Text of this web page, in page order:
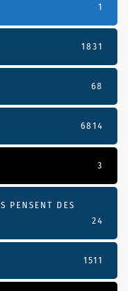
1
1831
68
6814
3
PENSENT DES
24
1511